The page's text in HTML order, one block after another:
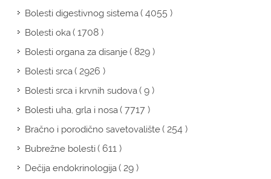
Bolesti digestivnog sistema( 4055 )
Bolesti oka( 1708 )
Bolesti organa za disanje( 829 )
Bolesti srca( 2926 )
Bolesti srca i krvnih sudova( 9 )
Bolesti uha, grla i nosa( 7717 )
Bračno i porodično savetovalište( 254 )
Bubrežne bolesti( 611 )
Dečija endokrinologija( 29 )